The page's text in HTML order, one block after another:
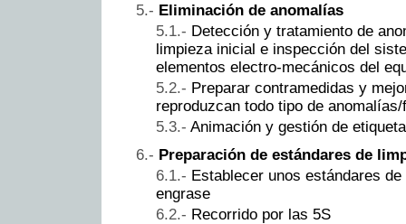
Eliminación de anomalías
Detección y tratamiento de
limpieza inicial e inspección del
elementos electro-mecánicos del
Preparar contramedidas y
reproduzcan todo tipo de
Animación y gestión de
Preparación de estándares de
Establecer unos estándares
engrase
Recorrido por las 5S